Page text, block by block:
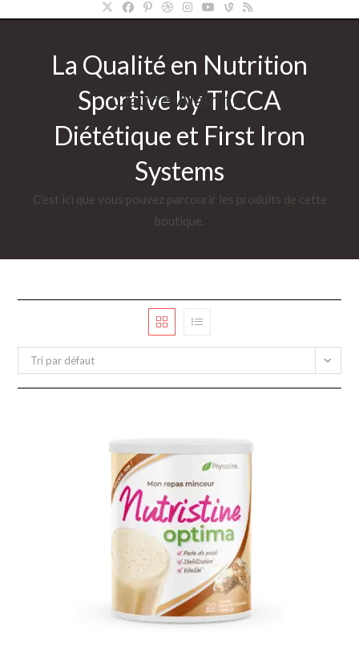
Claude-Alain.fr/
La Qualité en Nutrition
Sportive by TICCA
Diététique et First Iron
Systems
C’est ici que vous pouvez parcourir les produits de cette
boutique.
Tri par défaut